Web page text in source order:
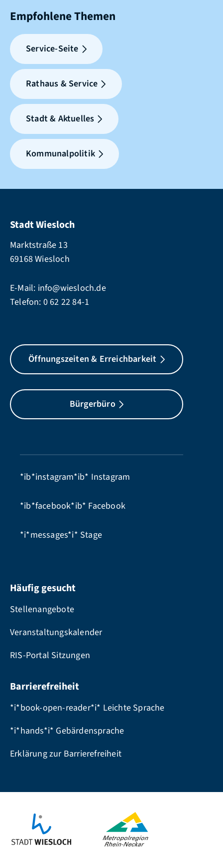
Empfohlene Themen
Service-Seite
Rathaus & Service
Stadt & Aktuelles
Kommunalpolitik
Stadt Wiesloch
Marktstraße 13
69168 Wiesloch
E-Mail: info@wiesloch.de
Telefon: 0 62 22 84-1
Öffnungszeiten & Erreichbarkeit
Bürgerbüro
*ib*instagram*ib* Instagram
*ib*facebook*ib* Facebook
*i*messages*i* Stage
Häufig gesucht
Stellenangebote
Veranstaltungskalender
RIS-Portal Sitzungen
Barrierefreiheit
*i*book-open-reader*i* Leichte Sprache
*i*hands*i* Gebärdensprache
Erklärung zur Barrierefreiheit